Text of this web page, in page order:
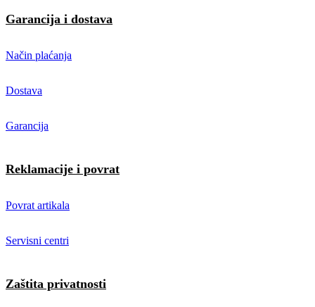
Garancija i dostava
Način plaćanja
Dostava
Garancija
Reklamacije i povrat
Povrat artikala
Servisni centri
Zaštita privatnosti